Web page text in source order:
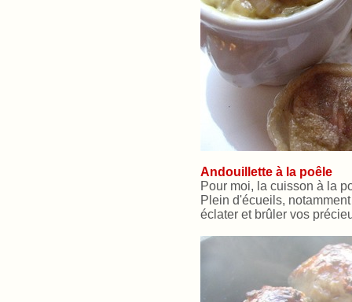
Andouillette à la poêle
Pour moi, la cuisson à la
Plein d'écueils,
éclater et brûler vos